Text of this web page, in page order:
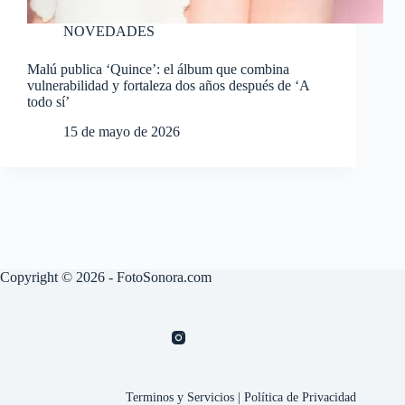
NOVEDADES
Malú publica ‘Quince’: el álbum que combina
vulnerabilidad y fortaleza dos años después de ‘A
todo sí’
15 de mayo de 2026
Copyright © 2026 - FotoSonora.com
Terminos y Servicios |Política de Privacidad